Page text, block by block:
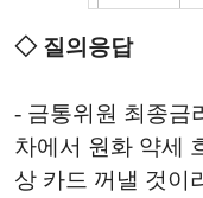
◇ 질의응답
- 금통위원 최종금
차에서 원화 약세
상 카드 꺼낼 것이